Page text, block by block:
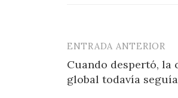
Navegación
de
ENTRADA ANTERIOR
Cuando despertó, la
global todavía